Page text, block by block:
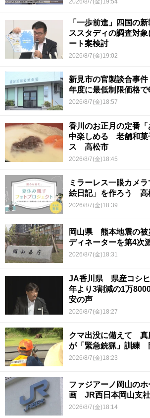
「一歩前進」四国の
ススタディの調査対
ート案検討
2026/8/7(金)19:02
新見市の官製談合事
年度に最低制限価格
2026/8/7(金)18:57
香川のお正月の定番
中楽しめる 老舗和菓
ス 高松市
2026/8/7(金)18:45
ミラーレス一眼カメ
絵日記」を作ろう 高
2026/8/7(金)18:39
岡山県 熊本地震の被
ディネーターを第4次
2026/8/7(金)18:31
JA香川県 県産コシ
年より3割減の1万
安の声
2026/8/7(金)18:27
クマ出没に備えて 真
が「緊急銃猟」訓練
2026/8/7(金)18:23
ファジアーノ岡山の
画 JR西日本岡山支
2026/8/7(金)18:14